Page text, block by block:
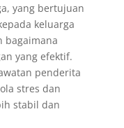
yang bertujuan
keluarga
bagaimana
yang efektif.
penderita
stres dan
stabil dan